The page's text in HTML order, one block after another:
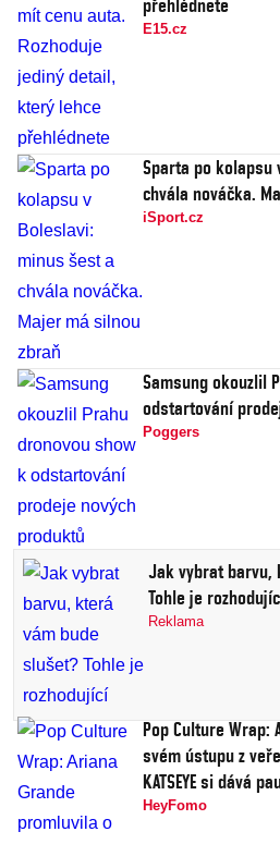
přehlédnete
E15.cz
Sparta po kolapsu
chvála nováčka.
iSport.cz
Samsung okouzlil
odstartování
Poggers
Jak vybrat barvu,
Tohle je
Reklama
Pop Culture Wrap:
svém ústupu z
KATSEYE si dává
HeyFomo